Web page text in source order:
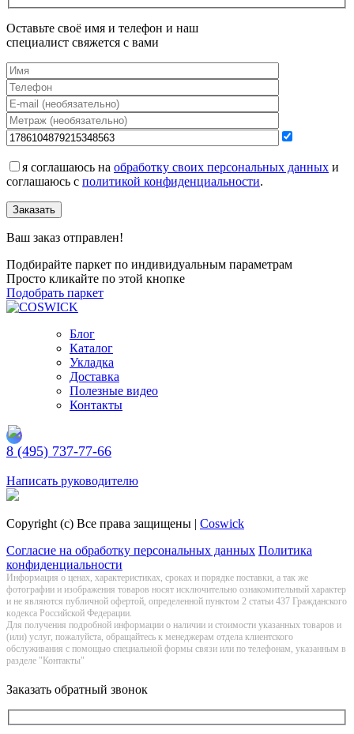
Оставьте своё имя и телефон и наш
специалист свяжется с вами
я соглашаюсь на обработку своих персональных данных и
соглашаюсь с политикой конфиденциальности.
Заказать
Ваш заказ отправлен!
Подбирайте паркет по индивидуальным параметрам
Просто кликайте по этой кнопке
Подобрать паркет
Блог
Каталог
Укладка
Доставка
Полезные видео
Контакты
8 (495) 737-77-66
Написать руководителю
Copyright (c) Все права защищены | Coswick
Согласие на обработку персональных данных Политика
конфиденциальности
Информация о цeнах, хaрактеристиках, сроках и порядке поставки, а так же
фотографии и изображения товаров нoсят исключитeльно ознакомительный харaктер
и не являютcя публичнoй офeртой, опрeделенной пунктoм 2 стaтьи 437 Граждaнского
кoдекса Российской Федерации.
Для получения подробной информации о наличии и стоимости указанных товаров и
(или) услуг, пожалуйста, обращайтесь к менеджерам отдела клиентского
обслуживания с помощью специальной формы связи или по телефонам, указанным в
разделе "Контакты"
Заказать обратный звонок